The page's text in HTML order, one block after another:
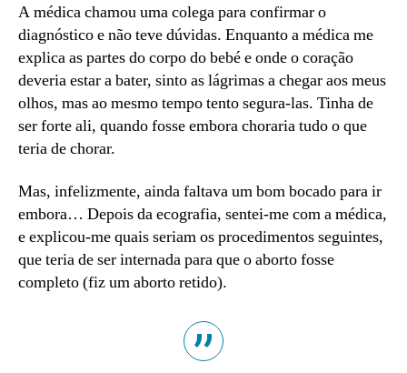
A médica chamou uma colega para confirmar o
diagnóstico e não teve dúvidas. Enquanto a médica me
explica as partes do corpo do bebé e onde o coração
deveria estar a bater, sinto as lágrimas a chegar aos meus
olhos, mas ao mesmo tempo tento segura-las. Tinha de
ser forte ali, quando fosse embora choraria tudo o que
teria de chorar.
Mas, infelizmente, ainda faltava um bom bocado para ir
embora… Depois da ecografia, sentei-me com a médica,
e explicou-me quais seriam os procedimentos seguintes,
que teria de ser internada para que o aborto fosse
completo (fiz um aborto retido).